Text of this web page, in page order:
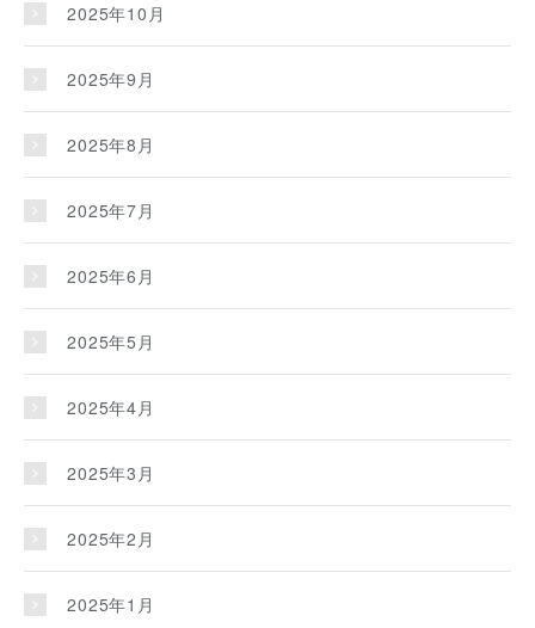
2025年10月
2025年9月
2025年8月
2025年7月
2025年6月
2025年5月
2025年4月
2025年3月
2025年2月
2025年1月